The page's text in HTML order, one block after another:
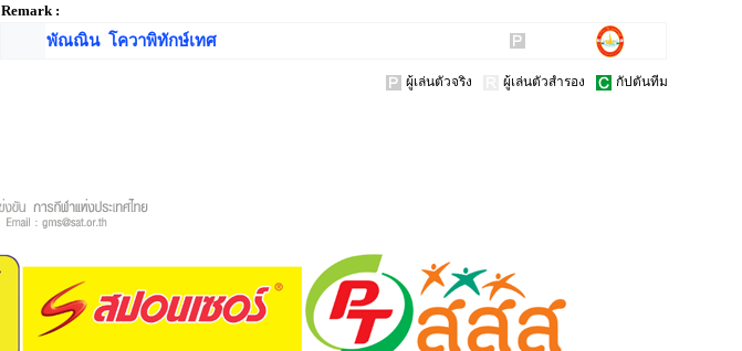
Remark :
พัณณิน โควาพิทักษ์เทศ
ผู้เล่นตัวจริง ผู้เล่นตัวสำรอง กัปตันทีม